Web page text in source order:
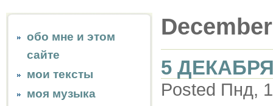
обо мне и этом
сайте
мои тексты
моя музыка
5 ДЕКАБРЯ
Posted Пнд,